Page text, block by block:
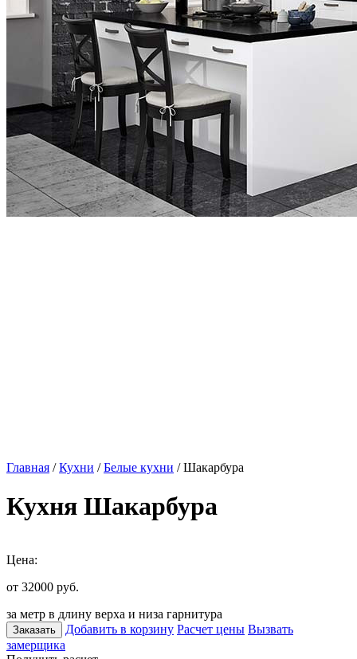
Главная /Кухни /Белые кухни / Шакарбура
Кухня Шакарбура
Цена:
от 32000 руб.
за метр в длину верха и низа гарнитура
Заказать Добавить в корзину Расчет цены Вызвать
замерщика